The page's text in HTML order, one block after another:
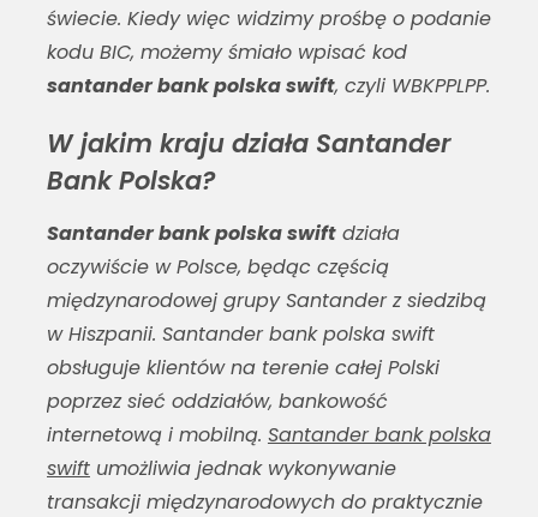
świecie. Kiedy więc widzimy prośbę o podanie
kodu BIC, możemy śmiało wpisać kod
santander bank polska swift, czyli WBKPPLPP.
W jakim kraju działa Santander
Bank Polska?
Santander bank polska swiftdziała
oczywiście w Polsce, będąc częścią
międzynarodowej grupy Santander z siedzibą
w Hiszpanii. Santander bank polska swift
obsługuje klientów na terenie całej Polski
poprzez sieć oddziałów, bankowość
internetową i mobilną. Santander bank polska
swiftumożliwia jednak wykonywanie
transakcji międzynarodowych do praktycznie